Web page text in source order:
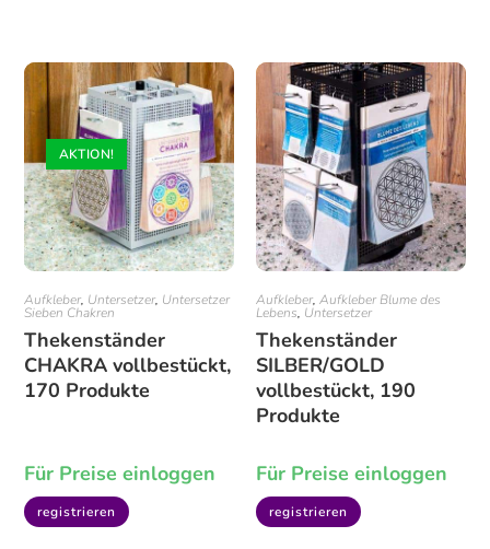
AKTION!
Aufkleber, Untersetzer, Untersetzer
Sieben Chakren
Thekenständer
CHAKRA vollbestückt,
170 Produkte
Für Preise einloggen
registrieren
Aufkleber, Aufkleber Blume des
Lebens, Untersetzer
Thekenständer
SILBER/GOLD
vollbestückt, 190
Produkte
Für Preise einloggen
registrieren